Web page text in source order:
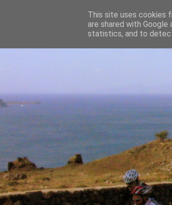
This site uses cookies
are shared with
statistics, and to